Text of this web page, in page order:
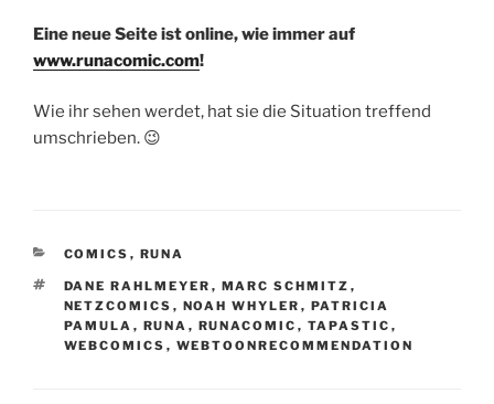
Eine neue Seite ist online, wie immer auf
www.runacomic.com!
Wie ihr sehen werdet, hat sie die Situation treffend
umschrieben. 😉
KATEGORIEN
COMICS , RUNA
SCHLAGWÖRTER
DANE RAHLMEYER , MARC SCHMITZ ,
NETZCOMICS , NOAH WHYLER , PATRICIA
PAMULA , RUNA , RUNACOMIC , TAPASTIC ,
WEBCOMICS , WEBTOONRECOMMENDATION